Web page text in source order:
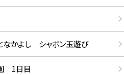
かよし シャボン玉遊び
1日目